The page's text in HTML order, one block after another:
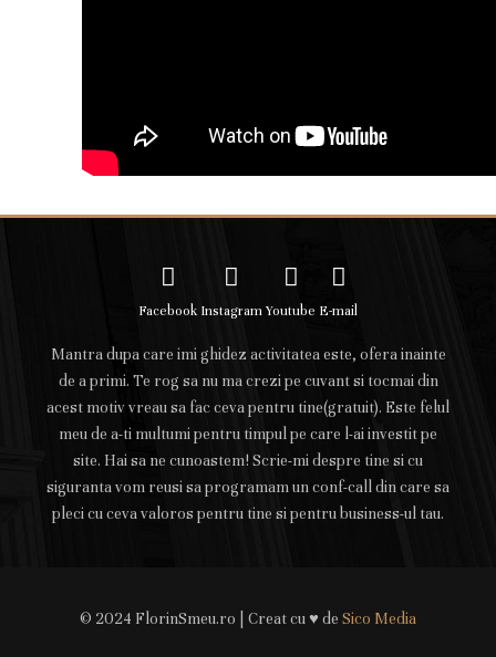
Facebook Instagram Youtube E-mail
Mantra dupa care imi ghidez activitatea este, ofera inainte
de a primi. Te rog sa nu ma crezi pe cuvant si tocmai din
acest motiv vreau sa fac ceva pentru tine(gratuit). Este felul
meu de a-ti multumi pentru timpul pe care l-ai investit pe
site. Hai sa ne cunoastem! Scrie-mi despre tine si cu
siguranta vom reusi sa programam un conf-call din care sa
pleci cu ceva valoros pentru tine si pentru business-ul tau.
© 2024 FlorinSmeu.ro | Creat cu ♥ de Sico Media